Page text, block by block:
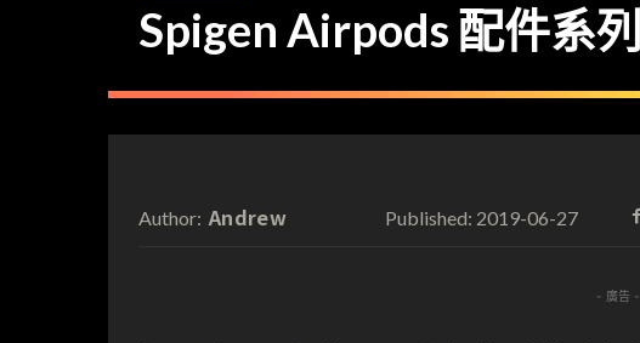
Spigen Airpods 配件系列
Author: Andrew Published: 2019-06-27
- 廣告 -